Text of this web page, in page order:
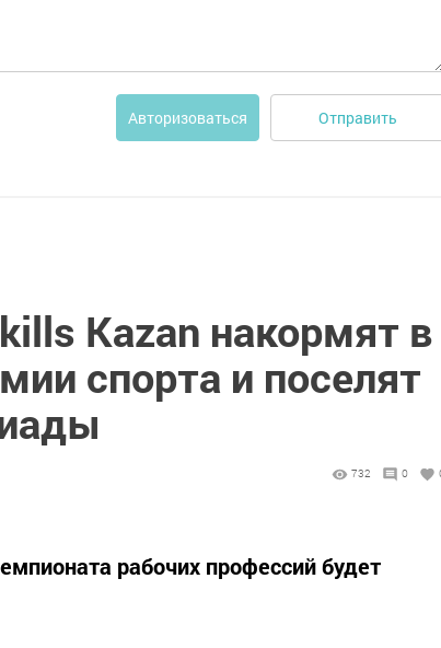
Авторизоваться Отправить
Kazan накормят в
спорта и поселят
732 0
рабочих профессий будет